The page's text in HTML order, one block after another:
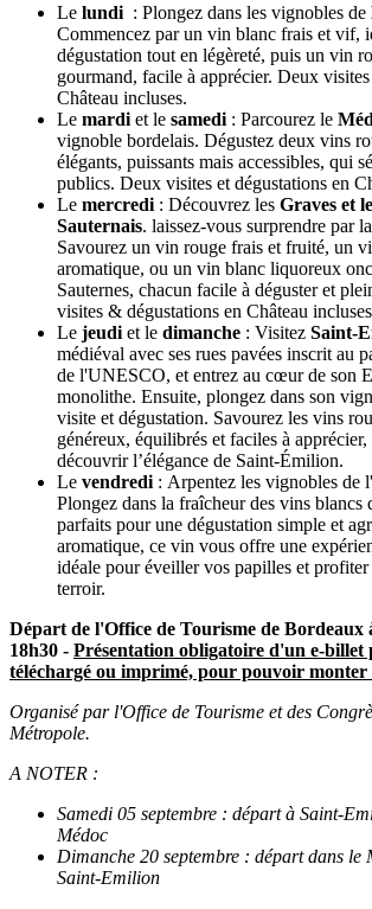
Le lundi : Plongez dans les vignobles de
Commencez par un vin blanc frais et vif,
dégustation tout en légèreté, puis un vin
gourmand, facile à apprécier. Deux
Château incluses.
Le mardi et le samedi : Parcourez le
vignoble bordelais. Dégustez deux vins
élégants, puissants mais accessibles, qui
publics. Deux visites et dégustations en
Le mercredi : Découvrez les Graves et le
Sauternais. laissez-vous surprendre par
Savourez un vin rouge frais et fruité, un
aromatique, ou un vin blanc liquoreux
Sauternes, chacun facile à déguster et
visites & dégustations en Château incluses
Le jeudi et le dimanche : Visitez Saint-
médiéval avec ses rues pavées inscrit au
de l'UNESCO, et entrez au cœur de son
monolithe. Ensuite, plongez dans son
visite et dégustation. Savourez les vins
généreux, équilibrés et faciles à
découvrir l’élégance de Saint-Émilion.
Le vendredi : Arpentez les vignobles de l'
Plongez dans la fraîcheur des vins blancs
parfaits pour une dégustation simple et
aromatique, ce vin vous offre une
idéale pour éveiller vos papilles et
terroir.
Départ de l'Office de Tourisme de Bordeaux
18h30 - Présentation obligatoire d'un e-billet
téléchargé ou imprimé, pour pouvoir monter
Organisé par l'Office de Tourisme et des
Métropole.
A NOTER :
Samedi 05 septembre : départ à Saint-
Médoc
Dimanche 20 septembre : départ dans le
Saint-Emilion